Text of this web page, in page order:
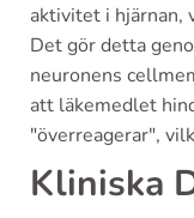
aktivitet i hjärnan,
Det gör detta
neuronens
att läkemedlet
"överreagerar",
Kliniska